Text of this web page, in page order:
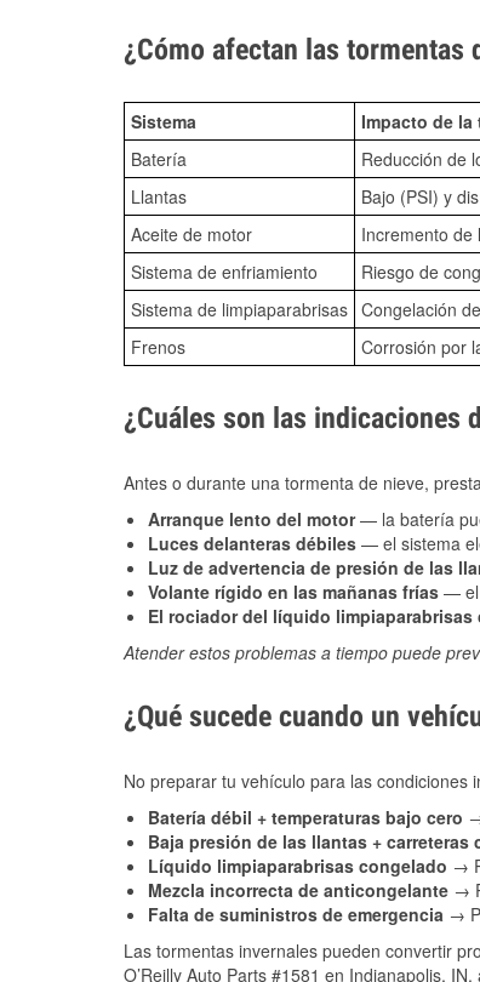
¿Cómo afectan las
Sistema Impacto de la
Batería
Reducción de
Llantas
Bajo (PSI) y
Aceite de motor
Incremento de
Sistema de enfriamiento
Riesgo de
Sistema de limpiaparabrisas Congelación
Frenos
Corrosión por
¿Cuáles son las indicaciones
Antes o durante una tormenta de nieve,
Arranque lento del motor— la batería
Luces delanteras débiles — el sistema
Luz de advertencia de presión de las
Volante rígido en las mañanas frías — el
El rociador del líquido limpiaparabrisas
Atender estos problemas a tiempo puede
¿Qué sucede cuando un
No preparar tu vehículo para las condiciones
Batería débil + temperaturas bajo cero
Baja presión de las llantas + carreteras
Líquido limpiaparabrisas congelado →
Mezcla incorrecta de anticongelante →
Falta de suministros de emergencia →
Las tormentas invernales pueden convertir
O’Reilly Auto Parts #1581 en Indianapolis,